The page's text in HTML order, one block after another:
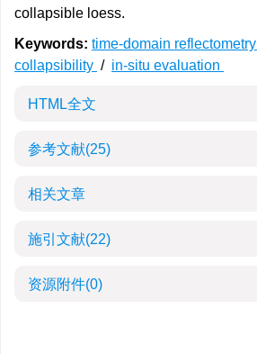
collapsible loess.
Keywords: time-domain reflectometry
collapsibility / in-situ evaluation
HTML全文
参考文献(25)
相关文章
施引文献(22)
资源附件(0)